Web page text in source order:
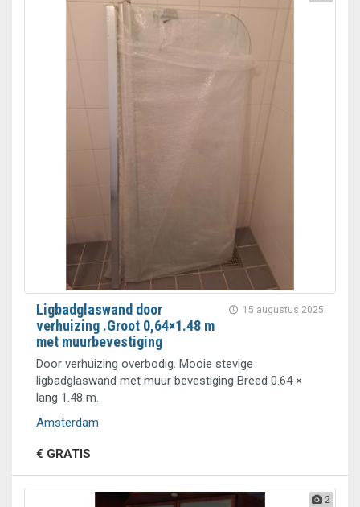
15 augustus 2025
Ligbadglaswand door
verhuizing .Groot 0,64×1.48 m
met muurbevestiging
Door verhuizing overbodig. Mooie stevige
ligbadglaswand met muur bevestiging Breed 0.64 ×
lang 1.48 m.
Amsterdam
€ GRATIS
2